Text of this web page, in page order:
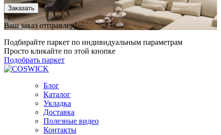
Заказать
Ваш заказ отправлен!
Подбирайте паркет по индивидуальным параметрам
Просто кликайте по этой кнопке
Подобрать паркет
Блог
Каталог
Укладка
Доставка
Полезные видео
Контакты